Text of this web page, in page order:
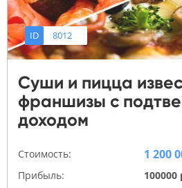
ID 8012
Суши и пицца
франшизы с
доходом
Стоимость: 1 200
Прибыль: